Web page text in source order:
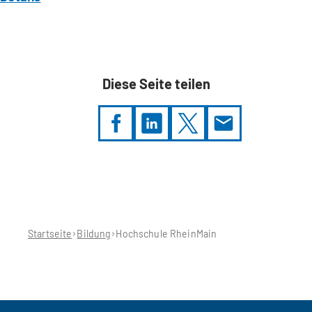
Diese Seite teilen
Startseite Bildung Hochschule RheinMain